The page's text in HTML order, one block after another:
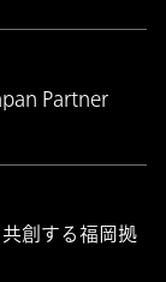
Partner
創する福岡拠